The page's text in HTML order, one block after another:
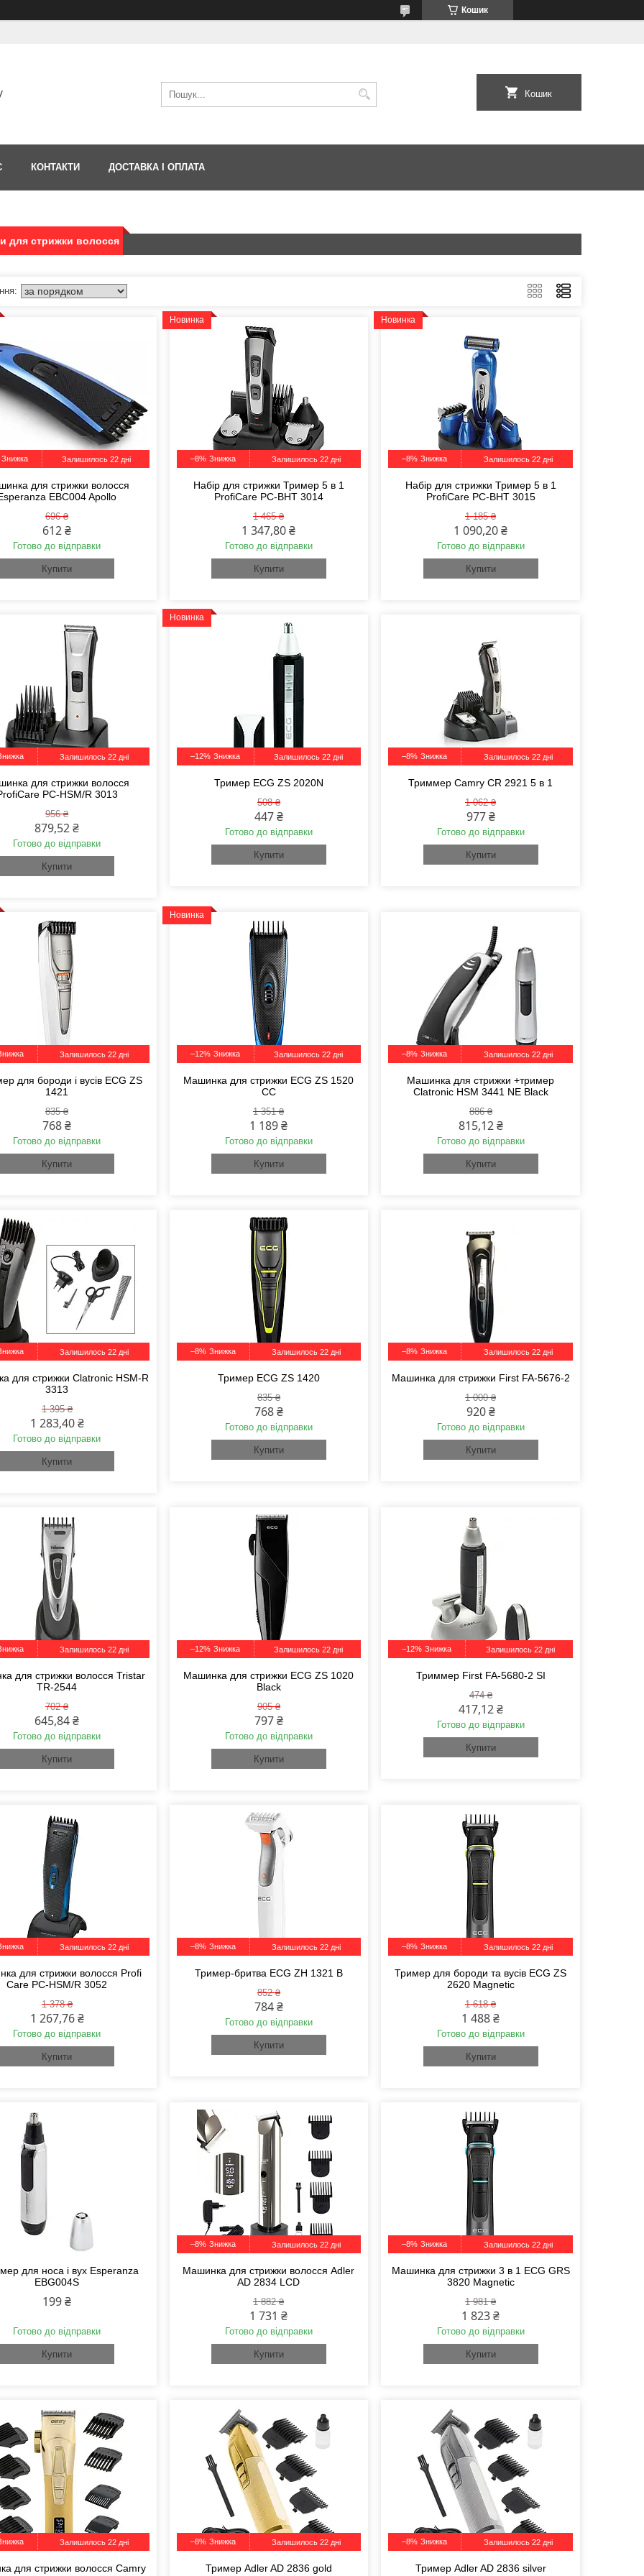
Кошик
Кошик
КОНТАКТИ ДОСТАВКА І ОПЛАТА
для стрижки волосся
Залишилось 22 дні
для стрижки волосся
EBC004 Apollo
696 ₴
612 ₴
Готово до відправки
Купити
Новинка
–8% Залишилось 22 дні
Набір для стрижки Тример 5 в 1
ProfiCare PC-BHT 3014
1 465 ₴
1 347,80 ₴
Готово до відправки
Купити
Новинка
–8% Залишилось 22 дні
Набір для стрижки Тример 5 в 1
ProfiCare PC-BHT 3015
1 185 ₴
1 090,20 ₴
Готово до відправки
Купити
Залишилось 22 дні
для стрижки волосся
PC-HSM/R 3013
956 ₴
879,52 ₴
Готово до відправки
Купити
Новинка
–12% Залишилось 22 дні
Тример ECG ZS 2020N
508 ₴
447 ₴
Готово до відправки
Купити
–8% Залишилось 22 дні
Триммер Camry CR 2921 5 в 1
1 062 ₴
977 ₴
Готово до відправки
Купити
Залишилось 22 дні
для бороди і вусів ECG ZS
1421
835 ₴
768 ₴
Готово до відправки
Купити
Новинка
–12% Залишилось 22 дні
Машинка для стрижки ECG ZS 1520
CC
1 351 ₴
1 189 ₴
Готово до відправки
Купити
–8% Залишилось 22 дні
Машинка для стрижки +тример
Clatronic HSM 3441 NE Black
886 ₴
815,12 ₴
Готово до відправки
Купити
Залишилось 22 дні
для стрижки Clatronic HSM-R
3313
1 395 ₴
1 283,40 ₴
Готово до відправки
Купити
–8% Залишилось 22 дні
Тример ECG ZS 1420
835 ₴
768 ₴
Готово до відправки
Купити
–8% Залишилось 22 дні
Машинка для стрижки First FA-5676-2
1 000 ₴
920 ₴
Готово до відправки
Купити
Залишилось 22 дні
для стрижки волосся Tristar
TR-2544
702 ₴
645,84 ₴
Готово до відправки
Купити
–12% Залишилось 22 дні
Машинка для стрижки ECG ZS 1020
Black
905 ₴
797 ₴
Готово до відправки
Купити
–12% Залишилось 22 дні
Триммер First FA-5680-2 SI
474 ₴
417,12 ₴
Готово до відправки
Купити
Залишилось 22 дні
для стрижки волосся Profi
Care PC-HSM/R 3052
1 378 ₴
1 267,76 ₴
Готово до відправки
Купити
–8% Залишилось 22 дні
Тример-бритва ECG ZH 1321 В
852 ₴
784 ₴
Готово до відправки
Купити
–8% Залишилось 22 дні
Тример для бороди та вусів ECG ZS
2620 Magnetic
1 618 ₴
1 488 ₴
Готово до відправки
Купити
для носа і вух Esperanza
EBG004S
199 ₴
Готово до відправки
Купити
–8% Залишилось 22 дні
Машинка для стрижки волосся Adler
AD 2834 LCD
1 882 ₴
1 731 ₴
Готово до відправки
Купити
–8% Залишилось 22 дні
Машинка для стрижки 3 в 1 ECG GRS
3820 Magnetic
1 981 ₴
1 823 ₴
Готово до відправки
Купити
Залишилось 22 дні
для стрижки волосся Camry
–8% Залишилось 22 дні
Тример Adler AD 2836 gold
–8% Залишилось 22 дні
Тример Adler AD 2836 silver